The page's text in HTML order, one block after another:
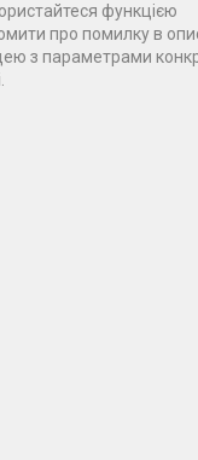
функцією
про помилку в
з параметрами